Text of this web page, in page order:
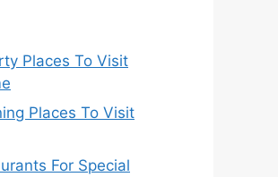
Places To Visit
Places To Visit
For Special